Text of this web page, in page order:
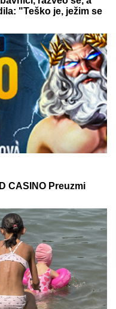
će vam trebati
i do 15 stepeni
mi ta kuća izgori"
MUŽA, a
po svoju
odluku: Evo
nekadašnji
by Aklamator